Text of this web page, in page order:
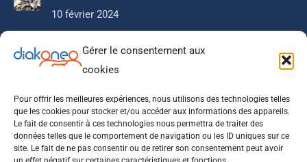
Gérer le consentement aux
cookies
Pour offrir les meilleures expériences, nous utilisons des technologies telles
que les cookies pour stocker et/ou accéder aux informations des appareils.
Le fait de consentir à ces technologies nous permettra de traiter des
données telles que le comportement de navigation ou les ID uniques sur ce
site. Le fait de ne pas consentir ou de retirer son consentement peut avoir
10 février 2024
Newsletter
réservons à nos abonnés.